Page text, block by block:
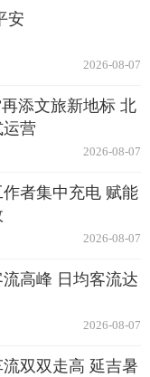
安
2026-08-07
添文旅新地标 北
运营
2026-08-07
者集中充电 赋能
2026-08-07
高峰 日均客流达
2026-08-07
双双走高 延吉暑